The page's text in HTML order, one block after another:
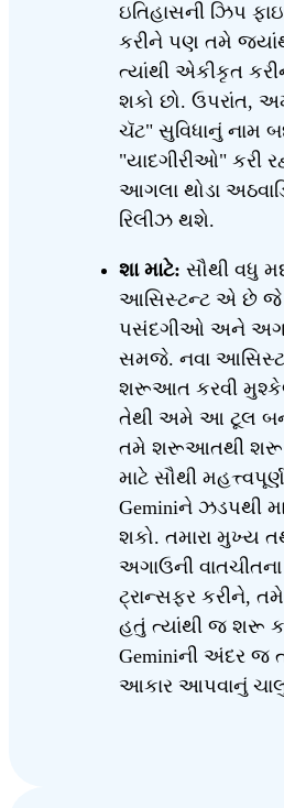
ઇતિહાસની ઝિપ
કરીને પણ તમે
ત્યાંથી એકીકૃત
શકો છો. ઉપરાંત,
ચૅટ" સુવિધાનું નામ
"યાદગીરીઓ" કરી
આગલા થોડા
રિલીઝ થશે.
શા માટે: સૌથી વધુ
આસિસ્ટન્ટ એ છે જે
પસંદગીઓ અને
સમજે. નવા
શરૂઆત કરવી
તેથી અમે આ ટૂલ
તમે શરૂઆતથી શરૂ
માટે સૌથી
Geminiને ઝડપથી
શકો. તમારા મુખ્ય
અગાઉની
ટ્રાન્સફર કરીને,
હતું ત્યાંથી જ શરૂ
Geminiની અંદર જ
આકાર આપવાનું ચાલુ